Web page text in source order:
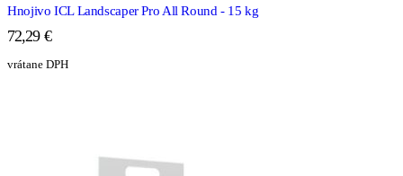
Hnojivo ICL Landscaper Pro All Round - 15 kg
72,29 €
vrátane DPH